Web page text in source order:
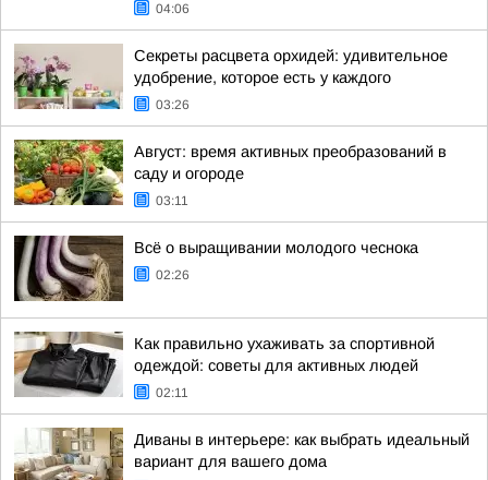
04:06
Секреты расцвета орхидей: удивительное
удобрение, которое есть у каждого
03:26
Август: время активных преобразований в
саду и огороде
03:11
Всё о выращивании молодого чеснока
02:26
Как правильно ухаживать за спортивной
одеждой: советы для активных людей
02:11
Диваны в интерьере: как выбрать идеальный
вариант для вашего дома